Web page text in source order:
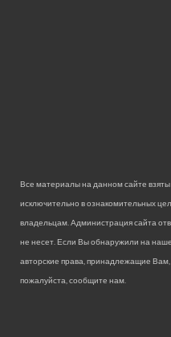
Все материалы на данном сайте взяты
исключительно в ознакомительных
владельцам. Администрация сайта
не несет. Если Вы обнаружили на
авторские права, принадлежащие
пожалуйста, сообщите нам.